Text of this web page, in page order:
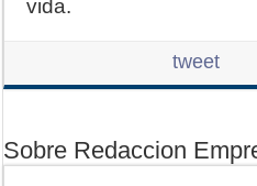
vida.
tweet
Sobre Redaccion